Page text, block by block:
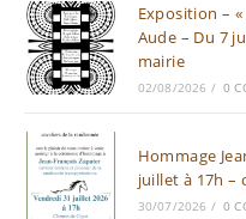
Exposition – «
Aude – Du 7
mairie
02/08/2026 / 0
Hommage
juillet à 17h –
30/07/2026 / 0